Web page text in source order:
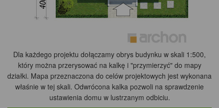
Dla każdego projektu dołączamy obrys budynku w skali 1:500,
który można przerysować na kalkę i "przymierzyć" do mapy
działki. Mapa przeznaczona do celów projektowych jest wykonana
właśnie w tej skali. Odwrócona kalka pozwoli na sprawdzenie
ustawienia domu w lustrzanym odbiciu.